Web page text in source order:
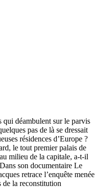
qui déambulent sur le parvis
pas de là se dressait
résidences d’Europe ?
le tout premier palais de
milieu de la capitale, a-t-il
son documentaire Le
retrace l’enquête menée
de la reconstitution